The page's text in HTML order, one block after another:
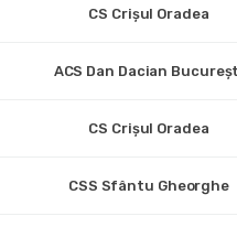
CS Crișul Oradea
ACS Dan Dacian
CS Crișul Oradea
CSS Sfântu Gheorghe